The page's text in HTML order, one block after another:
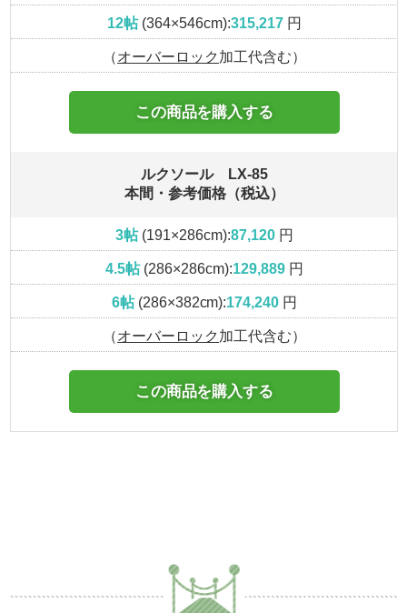
12帖(364×546cm):315,217円
（オーバーロック 加工代含む）
この商品を購入する
ルクソール LX-85
本間・参考価格（税込）
3帖(191×286cm):87,120円
4.5帖(286×286cm):129,889円
6帖(286×382cm):174,240 円
（オーバーロック 加工代含む）
この商品を購入する